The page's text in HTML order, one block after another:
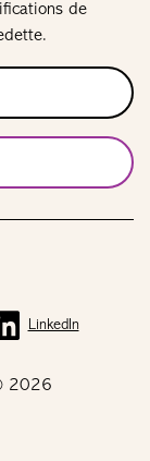
de
2026
LinkedIn